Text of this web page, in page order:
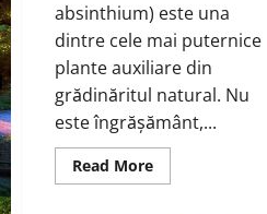
absinthium) este una
dintre cele mai puternice
plante auxiliare din
grădinăritul natural. Nu
este îngrășământ,...
Read MoreRead
more